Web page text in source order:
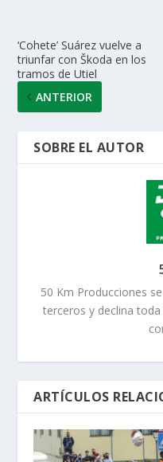
‘Cohete’ Suárez vuelve a
triunfar con Škoda en los
tramos de Utiel
ANTERIOR
SOBRE EL AUTOR
50 Km Producciones
terceros y declina
ARTÍCULOS